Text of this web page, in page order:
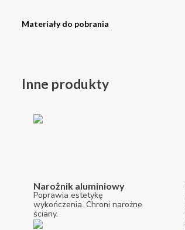
Materiały do pobrania
Inne produkty
Narożnik aluminiowy
Poprawia estetykę
wykończenia. Chroni narożne
ściany.